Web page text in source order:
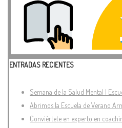
ENTRADAS RECIENTES
Semana de la Salud Mental |
Abrimos la Escuela de Verano
Conviértete en experto en